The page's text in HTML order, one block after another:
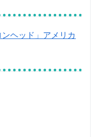
ヘッド」アメリカ